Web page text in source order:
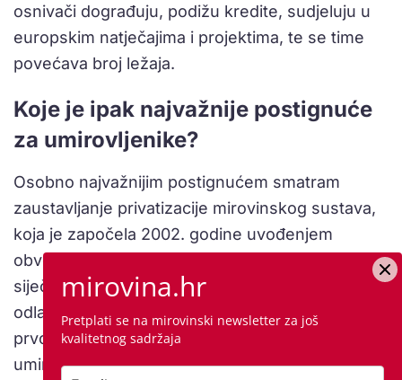
osnivači dograđuju, podižu kredite, sudjeluju u
europskim natječajima i projektima, te se time
povećava broj ležaja.
Koje je ipak najvažnije postignuće
za umirovljenike?
Osobno najvažnijim postignućem smatram
zaustavljanje privatizacije mirovinskog sustava,
koja je započela 2002. godine uvođenjem
obveznog drugog mirovinskog stupa jer se od 1.
siječnja 2019. omogućilo pravo izbora pri
odlasku u mirovinu, tj. hoćete li mirovinu samo iz
prvog stupa ili iz oba stupa. Oko 70 posto
umirovljenika je biralo mirovinu iz prvog stupa jer
mirovina.hr
Pretplati se na mirovinski newsletter za još
kvalitetnog sadržaja